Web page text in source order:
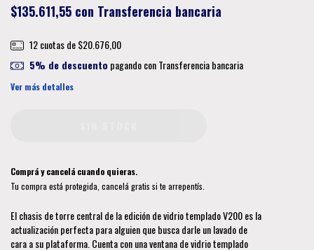
$135.611,55 con Transferencia bancaria
12 cuotas de$20.676,00
5% de descuento pagando con Transferencia bancaria
Ver más detalles
Comprá y cancelá cuando quieras.
Tu compra está protegida, cancelá gratis si te arrepentís.
El chasis de torre central de la edición de vidrio templado V200 es la
actualización perfecta para alguien que busca darle un lavado de
cara a su plataforma. Cuenta con una ventana de vidrio templado